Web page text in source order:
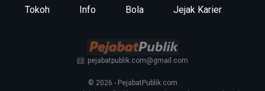
Tokoh
Info Bola Jejak Karier
📨: pejabatpublik.com@gmail.com
© 2026 - PejabatPublik.com